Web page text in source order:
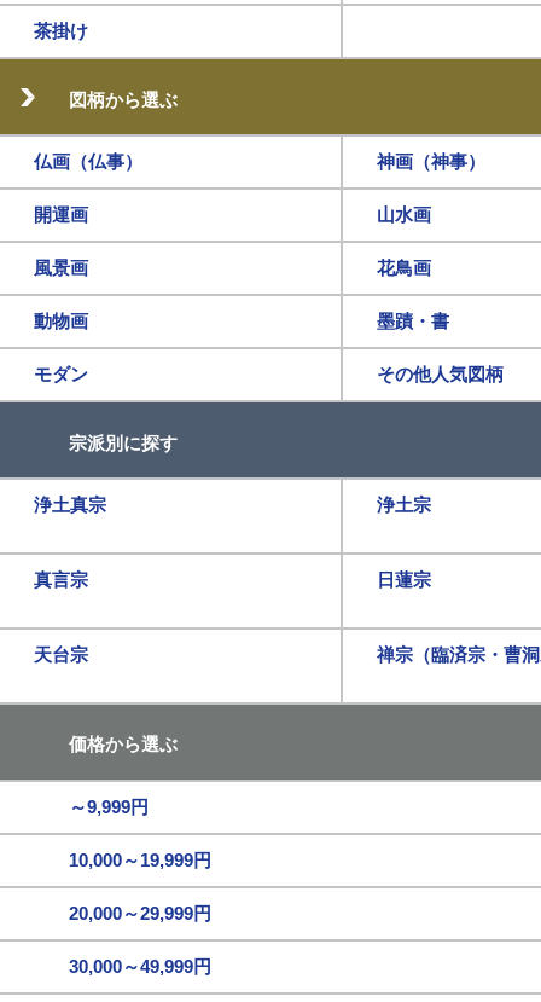
茶掛け
図柄から選ぶ
仏画（仏事） 神画（神事）
開運画 山水画
風景画 花鳥画
動物画 墨蹟・書
モダン その他人気図柄
宗派別に探す
浄土真宗 浄土宗
真言宗 日蓮宗
天台宗 禅宗（臨済宗・曹
価格から選ぶ
～9,999円
10,000～19,999円
20,000～29,999円
30,000～49,999円